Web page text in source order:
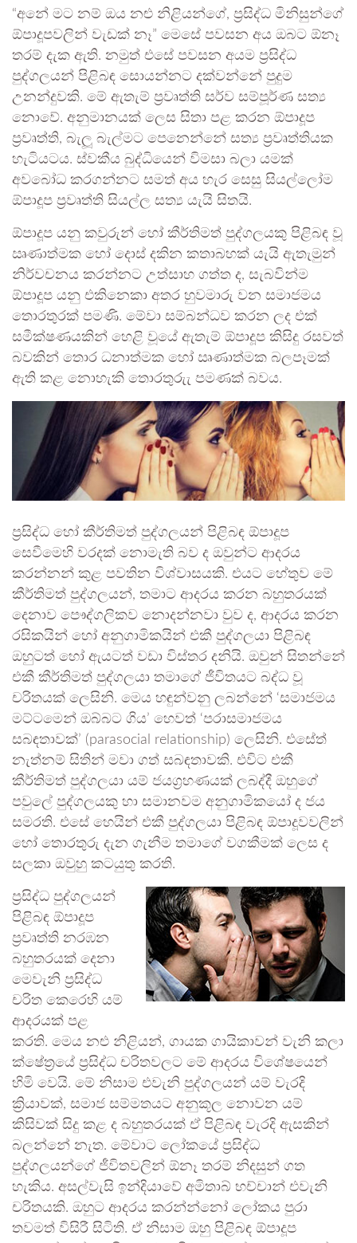
“අනේ මට නම් ඔය නළු නිළියන්ගේ, ප්‍රසිද්ධ මිනිසුන්ගේ
ඕපාදූපවලින් වැඩක් නෑ” මෙසේ පවසන අය ඔබට ඕනෑ
තරම් දැක ඇති. නමුත් එසේ පවසන අයම ප්‍රසිද්ධ
පුද්ගලයන් පිළිබඳ සොයන්නට දක්වන්නේ පුදුම
උනන්දුවකි. මේ ඇතැම් ප්‍රවෘත්ති සර්ව සම්පූර්ණ සත්‍ය
නොවේ. අනුමානයක් ලෙස සිතා පළ කරන ඕපාදූප
ප්‍රවෘත්ති, බැලූ බැල්මට පෙනෙන්නේ සත්‍ය ප්‍රවෘත්තියක
හැටියටය. ස්වකීය බුද්ධියෙන් විමසා බලා යමක්
අවබෝධ කරගන්නට සමත් අය හැර සෙසු සියල්ලෝම
ඕපාදූප ප්‍රවෘත්ති සියල්ල සත්‍ය යැයි සිතයි.
ඕපාදූප යනු කවුරුන් හෝ කීර්තිමත් පුද්ගලයකු පිළිබඳ වූ
ඍණාත්මක හෝ දොස් දකින කතාබහක් යැයි ඇතැමුන්
නිර්වචනය කරන්නට උත්සාහ ගත්ත ද, සැබවින්ම
ඕපාදූප යනු එකිනෙකා අතර හුවමාරු වන සමාජමය
තොරතුරක් පමණි. මේවා සම්බන්ධව කරන ලද එක්
සමීක්ෂණයකින් හෙළි වූයේ ඇතැම් ඕපාදූප කිසිදු රසවත්
බවකින් තොර ධනාත්මක හෝ ඍණාත්මක බලපෑමක්
ඇති කළ නොහැකි තොරතුරුැ පමණක් බවය.
ප්‍රසිද්ධ හෝ කීර්තිමත් පුද්ගලයන් පිළිබඳ ඕපාදූප
සෙවීමෙහි වරදක් නොමැති බව ද ඔවුන්ට ආදරය
කරන්නන් කුළ පවතින විශ්වාසයකි. එයට හේතුව මේ
කීර්තිමත් පුද්ගලයන්, තමාට ආදරය කරන බහුතරයක්
දෙනාව පෞද්ගලිකව නොදන්නවා වුව ද, ආදරය කරන
රසිකයින් හෝ අනුගාමිකයින් එකී පුද්ගලයා පිළිබඳ
ඔහුටත් හෝ ඇයටත් වඩා විස්තර දනියි. ඔවුන් සිතන්නේ
එකී කීර්තිමත් පුද්ගලයා තමාගේ ජීවිතයට බද්ධ වූ
චරිතයක් ලෙසිනි. මෙය හඳුන්වනු ලබන්නේ ‘සමාජමය
මට්ටමෙන් ඔබ්බට ගිය’ හෙවත් ‘පරාසමාජමය
සබඳතාවක්’ (parasocial relationship) ලෙසිනි. එසේත්
නැත්නම් සිතින් මවා ගත් සබඳතාවකි. එවිට එකී
කීර්තිමත් පුද්ගලයා යම් ජයග්‍රහණයක් ලබද්දී ඔහුගේ
පවුලේ පුද්ගලයකු හා සමානවම අනුගාමිකයෝ ද ජය
සමරති. එසේ හෙයින් එකී පුද්ගලයා පිළිබඳ ඕපාදූවවලින්
හෝ තොරතුරු දැන ගැනීම තමාගේ වගකීමක් ලෙස ද
සලකා ඔවුහු කටයුතු කරති.
ප්‍රසිද්ධ පුද්ගලයන්
පිළිබඳ ඕපාදූප
ප්‍රවෘත්ති නරඹන
බහුතරයක් දෙනා
මෙවැනි ප්‍රසිද්ධ
චරිත කෙරෙහි යම්
ආදරයක් පළ
කරති. මෙය නළු නිළියන්, ගායක ගායිකාවන් වැනි කලා
ක්ෂේත්‍රයේ ප්‍රසිද්ධ චරිතවලට මේ ආදරය විශේෂයෙන්
හිමි වෙයි. මේ නිසාම එවැනි පුද්ගලයන් යම් වැරදි
ක්‍රියාවක්, සමාජ සම්මතයට අනුකූල නොවන යම්
කිසිවක් සිදු කළ ද බහුතරයක් ඒ පිළිබඳ වැරදි ඇසකින්
බලන්නේ නැත. මේවාට ලෝකයේ ප්‍රසිද්ධ
පුද්ගලයන්ගේ ජීවිතවලින් ඕනෑ තරම් නිදසුන් ගත
හැකිය. අසල්වැසි ඉන්දියාවේ අමිතාබ් භච්චාන් එවැනි
චරිතයකි. ඔහුට ආදරය කරන්න්නෝ ලෝකය පුරා
තවමත් විසිරී සිටිති. ඒ නිසාම ඔහු පිළිබඳ ඕපාදූප